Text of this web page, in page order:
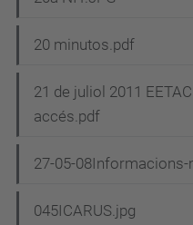
20 minutos.pdf
21 de juliol 2011
accés.pdf
27-05-08Informacions-
045ICARUS.jpg